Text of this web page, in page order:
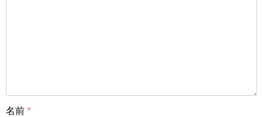
名前 *